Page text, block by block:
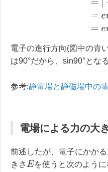
電子の進行方向(図中の青
は90°だから、sin90°となる
参考:静電場と静磁場中の
電場による力の大
前述したが、電子にかか
きさ E を使うと次のように